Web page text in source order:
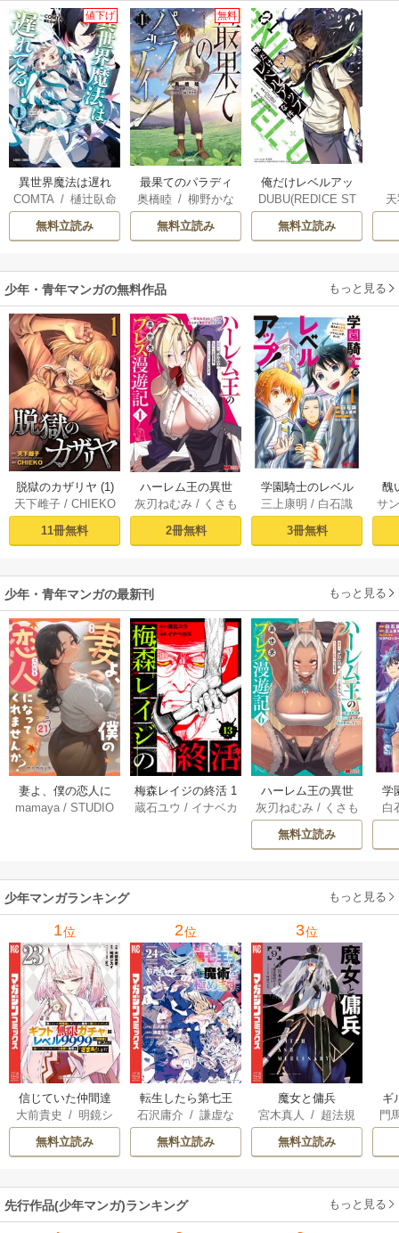
値下げ
異世界魔法は遅れ
てる！
COMTA/ 樋辻臥命
無料立読み
無料
最果てのパラディ
ン
奥橋睦 /柳野かな
/輪くすさが
無料立読み
俺だけレベルアッ
プな件
DUBU(REDICE ST
UDIO)
/ Chugong
h-goon
無料立読み
少年・青年マンガの無料作品 もっと見る
脱獄のカザリヤ (1)
天下雌子/ CHIEKO
11冊無料
ハーレム王の異世
界プレス漫遊記 ～
最強無双のおじさ
んはあらゆる種族
ミック） 1巻
灰刃ねむみ / くさも
2冊無料
学園騎士のレベル
アップ！レベル100
0超えの転生者、落
ちこぼれクラスに
（コミック） ： 1
三上康明 / 白石識
3冊無料
醜
同
サ
少年・青年マンガの最新刊 もっと見る
妻よ、僕の恋人に
なってくれません
mamaya/STUDIO
梅森レイジの終活 1
3巻
蔵石ユウ / イナベカ
ハーレム王の異世
界プレス漫遊記 ～
最強無双のおじさ
んはあらゆる種族
ミック） 6巻
灰刃ねむみ / くさも
ち
無料立読み
学
ア
（
白
少年マンガランキング もっと見る
1位
信じていた仲間達
にダンジョン奥地
で殺されかけたが
ギフト『無限ガチ
の仲間達を手に入
れて元パーティー
メンバーと世界に
大前貴史 / 明鏡シ
スイ /tef
無料立読み
2位
転生したら第七王
子だったので、気
ままに魔術を極め
ます
石沢庸介 /謙虚な
サークル/
無料立読み
3位
魔女と傭兵
宮木真人 / 超法規
的かえる/
んち
無料立読み
ギ
門
先行作品(少年マンガ)ランキング もっと見る